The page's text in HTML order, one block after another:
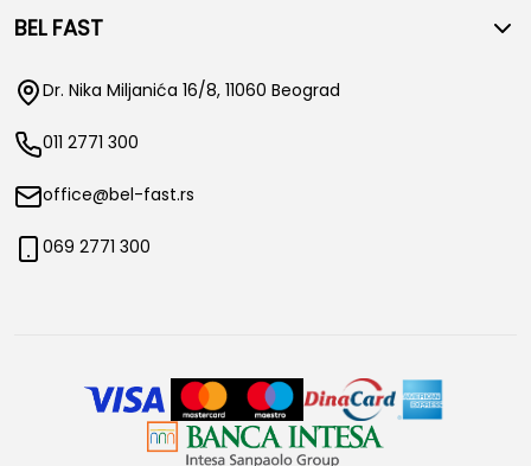
BEL FAST
Dr. Nika Miljanića 16/8, 11060 Beograd
011 2771 300
office@bel-fast.rs
069 2771 300